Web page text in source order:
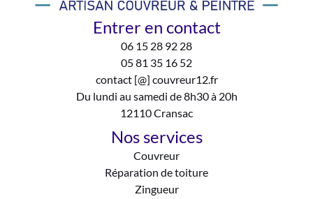
Entrer en contact
06 15 28 92 28
05 81 35 16 52
contact [@] couvreur12.fr
Du lundi au samedi de 8h30 à 20h
12110 Cransac
Nos services
Couvreur
Réparation de toiture
Zingueur